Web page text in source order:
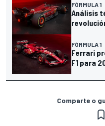
FÓRMULA 1
Análisis
FÓRMULA 1
Ferrari
F1 para
Comparte o